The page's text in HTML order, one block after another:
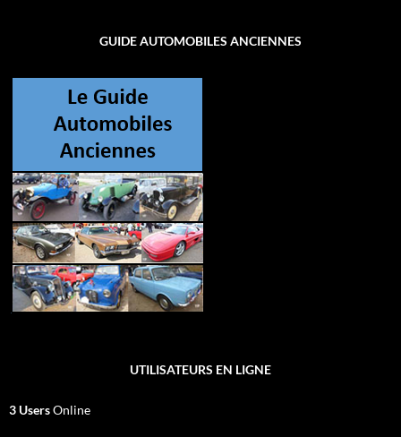
GUIDE AUTOMOBILES ANCIENNES
UTILISATEURS EN LIGNE
3 UsersOnline